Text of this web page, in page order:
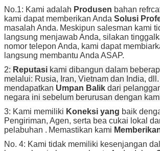
No.1: Kami adalah Produsen bahan
kami dapat memberikan Anda Solusi
masalah Anda. Meskipun salesman kami
langsung menjawab Anda, silakan
nomor telepon Anda, kami dapat
langsung membantu Anda ASAP.
2: Reputasi kami dibangun dalam
melalui: Rusia, Iran, Vietnam dan India,
mendapatkan Umpan Balik dari
negara ini sebelum berurusan dengan
3: Kami memiliki Koneksi yang baik
Pengiriman, Agen, serta bea cukai lokal
pelabuhan . Memastikan kami
No. 4: Kami tidak memiliki kesenjangan